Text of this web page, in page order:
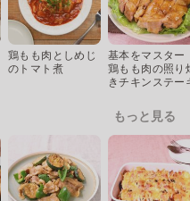
鶏もも肉としめじ
のトマト煮
基本をマスター
鶏もも肉の照り
きチキンステー
もっと見る